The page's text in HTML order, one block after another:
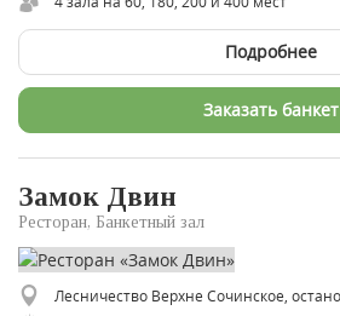
Подробнее
Заказать банкет
Замок Двин
Ресторан, Банкетный зал